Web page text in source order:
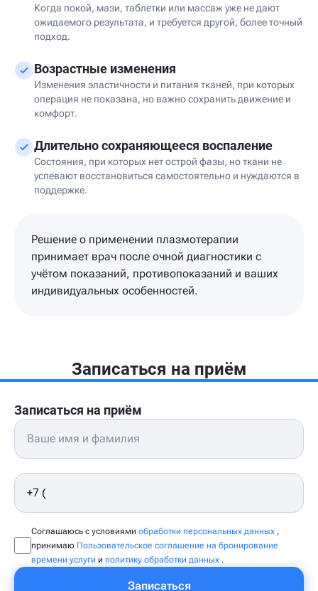
Когда покой, мази, таблетки или массаж уже не дают
ожидаемого результата, и требуется другой, более точный
подход.
Возрастные изменения
Изменения эластичности и питания тканей, при которых
операция не показана, но важно сохранить движение и
комфорт.
Длительно сохраняющееся воспаление
Состояния, при которых нет острой фазы, но ткани не
успевают восстановиться самостоятельно и нуждаются в
поддержке.
Решение о применении плазмотерапии
принимает врач после очной диагностики с
учётом показаний, противопоказаний и ваших
индивидуальных особенностей.
Записаться на приём
Записаться на приём
Соглашаюсь с условиями обработки персональных данных ,
принимаю Пользовательское соглашение на бронирование
времени услуги и политику обработки данных .
Записаться